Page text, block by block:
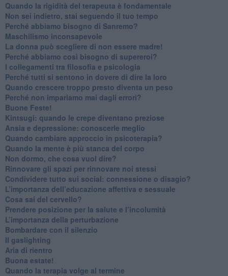
​Quando la rigidità del terapeuta è fondamentale
​Non sei indietro, stai seguendo il tuo tempo
​Perché abbiamo bisogno di Sanremo?
​Maschilismo inconsapevole
​La donna può scegliere di non essere madre!
​Perché abbiamo così bisogno di supereroi?
​I collegamenti tra filosofia e psicologia
​Perché tutti si sentono in dovere di dire la loro
​Quando crescere troppo presto diventa un peso
​Perché non impariamo mai dagli errori?
​Buone Feste!
​Kintsugi: quando le crepe diventano preziose
Ansia e depressione: conoscerle meglio
Quando cambiare approccio in psicoterapia?
​Quando la mente è più stanca del corpo
Non dormo, che cosa vuol dire?
​Rinnovare gli spazi per rinnovare noi stessi
​Condividere tutto sui social: connessione o disagio?
​L’importanza dell’educazione affettiva e sessuale
​Cosa sai del cervello?
Prendere posizione per la salute e l’incolumità
L’importanza della perturbazione
​Bombardare con il silenzio
Il gaslighting
Aria di rientro
Buona estate!
​Quando la terapia volge al termine